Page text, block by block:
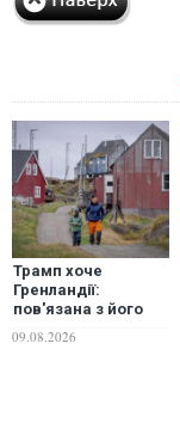
Трамп хоче
Гренландії:
пов'язана з його
компанія вже везе
09.08.2026